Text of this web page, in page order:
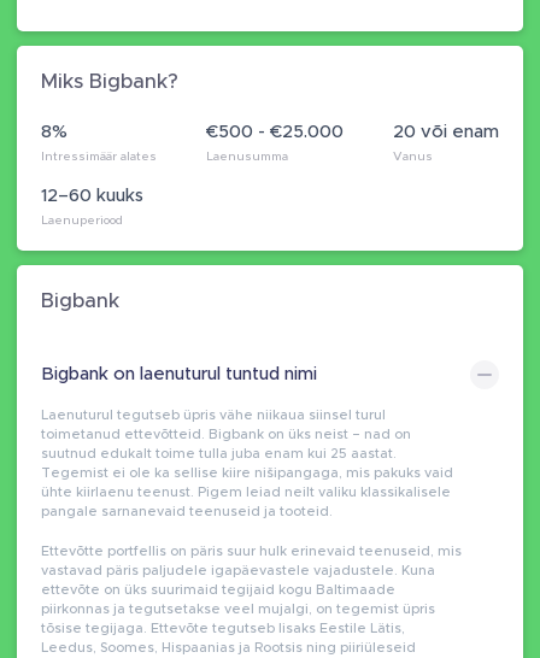
Miks Bigbank?
8%
Intressimäär alates
€500 - €25.000
Laenusumma
12–60 kuuks
Laenuperiood
20 või enam
Vanus
Bigbank
Bigbank on laenuturul tuntud nimi
Laenuturul tegutseb üpris vähe niikaua siinsel turul
toimetanud ettevõtteid. Bigbank on üks neist – nad on
suutnud edukalt toime tulla juba enam kui 25 aastat.
Tegemist ei ole ka sellise kiire nišipangaga, mis pakuks vaid
ühte kiirlaenu teenust. Pigem leiad neilt valiku klassikalisele
pangale sarnanevaid teenuseid ja tooteid.
Ettevõtte portfellis on päris suur hulk erinevaid teenuseid, mis
vastavad päris paljudele igapäevastele vajadustele. Kuna
ettevõte on üks suurimaid tegijaid kogu Baltimaade
piirkonnas ja tegutsetakse veel mujalgi, on tegemist üpris
tõsise tegijaga. Ettevõte tegutseb lisaks Eestile Lätis,
Leedus, Soomes, Hispaanias ja Rootsis ning piiriüleseid